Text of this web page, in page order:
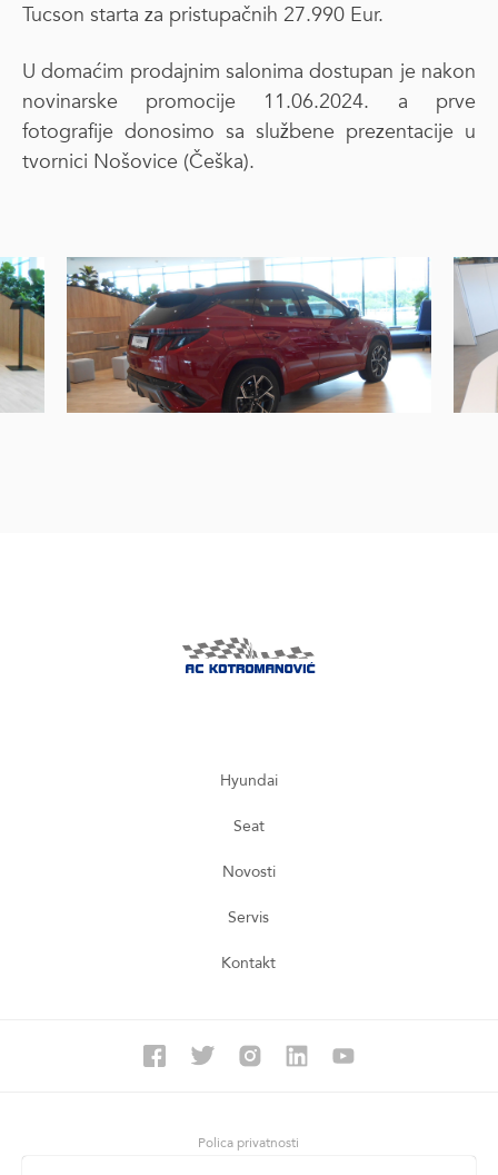
Tucson starta za pristupačnih 27.990 Eur.
U domaćim prodajnim salonima dostupan je nakon
novinarske promocije 11.06.2024. a prve
fotografije donosimo sa službene prezentacije u
tvornici Nošovice (Češka).
Hyundai
Seat
Novosti
Servis
Kontakt
Polica privatnosti